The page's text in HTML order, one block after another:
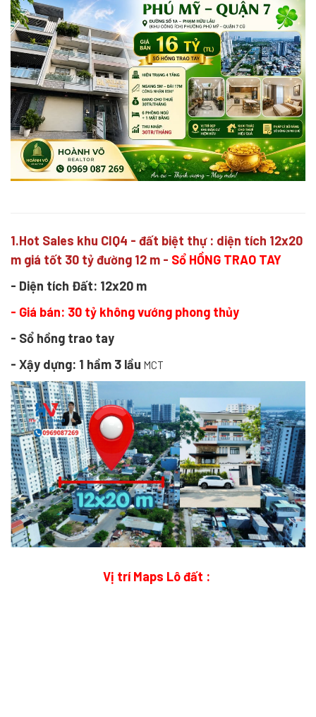
1.Hot Sales khu CIQ4 - đất biệt thự : diện tích 12x20
m giá tốt 30 tỷ đường 12 m - Sổ HỒNG TRAO TAY
- Diện tích Đất: 12x20 m
- Giá bán: 30 tỷ không vướng phong thủy
- Sổ hồng trao tay
- Xậy dựng: 1 hầm 3 lầu MCT
Vị trí Maps Lô đất :